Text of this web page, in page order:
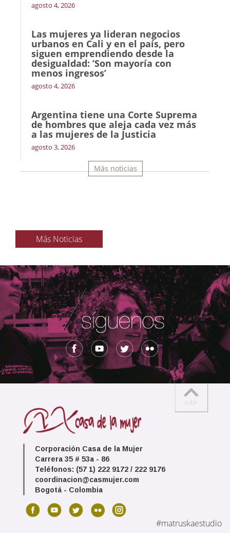
agosto 4, 2026
Las mujeres ya lideran negocios
urbanos en Cali y en el país, pero
siguen emprendiendo desde la
desigualdad: ‘Son mayoría con
menos ingresos’
agosto 4, 2026
Argentina tiene una Corte Suprema
de hombres que aleja cada vez más
a las mujeres de la Justicia
agosto 3, 2026
Más noticias
Más Noticias
Corporación Casa de la Mujer
Carrera 35 # 53a - 86
Teléfonos: (57 1) 222 9172 / 222 9176
coordinacion@casmujer.com
Bogotá - Colombia
#matruskaestudio